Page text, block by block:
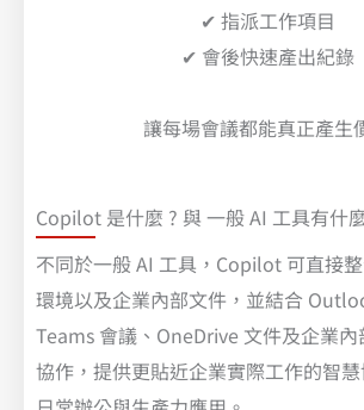
✔ 指派工作項目
✔ 會後快速產出紀錄
讓每場會議都能真正產生
Copilot 是什麼 ? 與 一般 AI 工具有什
不同於一般 AI 工具，Copilot 可直接
環境以及企業內部文件，並結合
Teams 會議、OneDrive 文件及企業
協作，提供更貼近企業實際工作的智